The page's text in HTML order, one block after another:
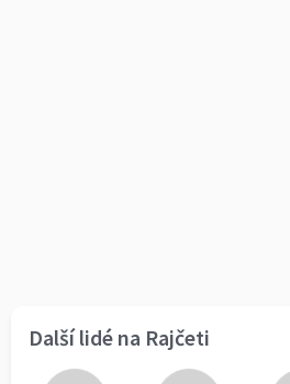
Další lidé na Rajčeti